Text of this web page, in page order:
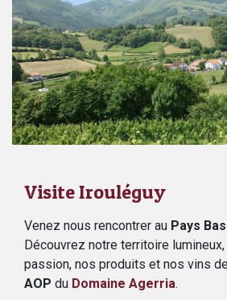
Visite Irouléguy
Venez nous rencontrer au Pays
Découvrez notre territoire
passion, nos produits et nos vins
AOP du Domaine Agerria.